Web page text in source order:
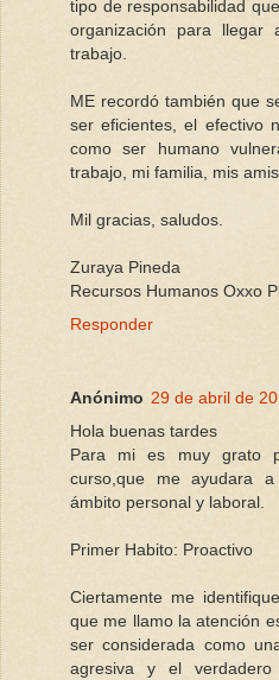
tipo de responsabilidad
organización para
trabajo.
ME recordó también que
ser eficientes, el efectivo
como ser humano
trabajo, mi familia, mis
Mil gracias, saludos.
Zuraya Pineda
Recursos Humanos Oxxo
Responder
Anónimo 29 de abril de
Hola buenas tardes
Para mi es muy grato
curso,que me ayudara
ámbito personal y laboral.
Primer Habito: Proactivo
Ciertamente me
que me llamo la atención
ser considerada como
agresiva y el